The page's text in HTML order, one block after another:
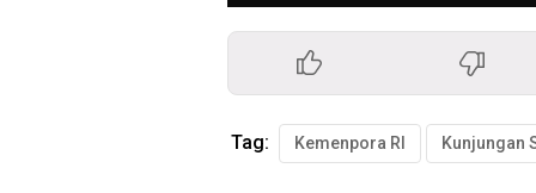
Tag: Kemenpora RI